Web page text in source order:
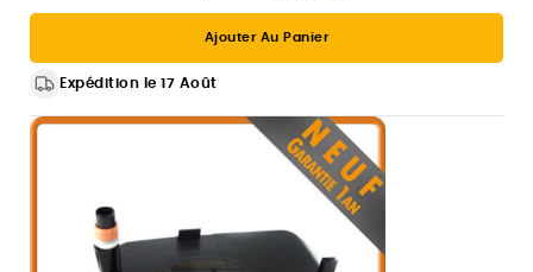
Ajouter Au Panier
Expédition le 17 Août